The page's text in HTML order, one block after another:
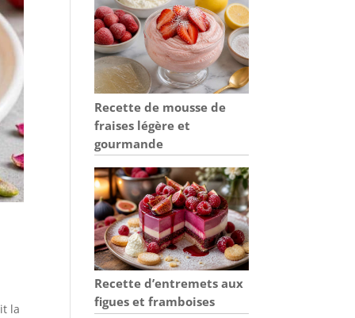
la
Recette de mousse de
fraises légère et
gourmande
Recette d’entremets aux
figues et framboises